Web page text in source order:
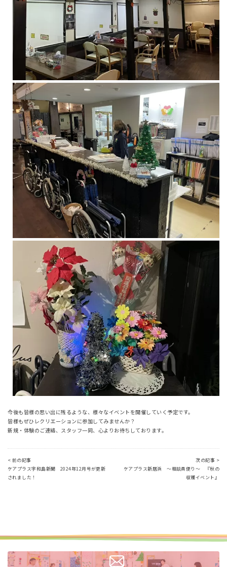
今後も皆様の思い出に残るような、様々なイベントを開催していく予定です。
皆様もぜひレクリエーションに参加してみませんか？
新規・体験のご連絡、スタッフ一同、心よりお待ちしております。
< 前の記事
ケアプラス宇和島新聞 2024年12月号が更新
されました！
次の記事 >
ケアプラス新居浜 ～相談員便り～ 『秋の
収穫イベント』